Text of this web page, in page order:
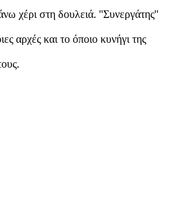
χέρι στη δουλειά. ''Συνεργάτης''
αρχές και το όποιο κυνήγι της